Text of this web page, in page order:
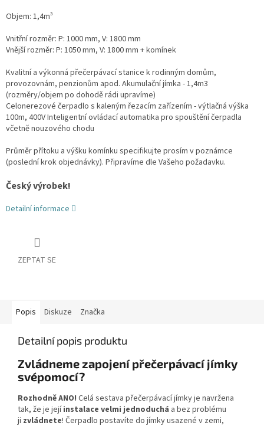
Objem: 1,4m³
Vnitřní rozměr: P: 1000 mm, V: 1800 mm
Vnější rozměr: P: 1050 mm, V: 1800 mm + komínek
Kvalitní a výkonná přečerpávací stanice k rodinným domům,
provozovnám, penzionům apod. Akumulační jímka - 1,4m3
(rozměry/objem po dohodě rádi upravíme)
Celonerezové čerpadlo s kaleným řezacím zařízením - výtlačná výška
100m, 400V Inteligentní ovládací automatika pro spouštění čerpadla
včetně nouzového chodu
Průměr přítoku a výšku komínku specifikujte prosím v poznámce
(poslední krok objednávky). Připravíme dle Vašeho požadavku.
Český výrobek!
Detailní informace
ZEPTAT SE
Popis Diskuze Značka
Detailní popis produktu
Zvládneme zapojení přečerpávací jímky
svépomocí?
Rozhodně ANO! Celá sestava přečerpávací jímky je navržena
tak, že je jejíinstalace velmi jednoduchá a bez problému
ji zvládnete! Čerpadlo postavíte do jímky usazené v zemi,